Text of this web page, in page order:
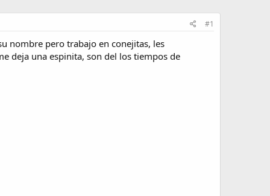
#1
nombre pero trabajo en conejitas, les
deja una espinita, son del los tiempos de